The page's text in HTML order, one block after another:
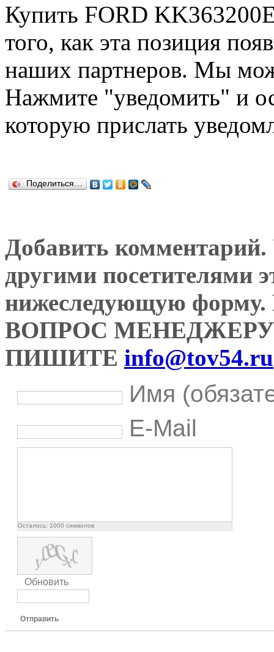
Купить FORD
того, как эта позиция
наших партнеров. Мы
Нажмите "уведомить" и
которую прислать
Поделиться…
Добавить комментарий.
другими посетителями
нижеследующую
ВОПРОС
ПИШИТЕ info@tov54.ru
Имя
E-Mail
Осталось: 1000 символов
Обновить
Отправить